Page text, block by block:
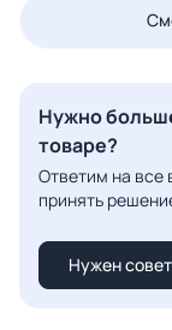
Нужно
товаре?
Ответим на все
принять
Нужен совет